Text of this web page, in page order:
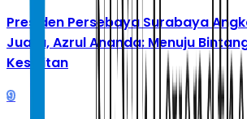
Presiden Persebaya Surabaya
Juara, Azrul Ananda: Menuju
Kesulitan
9